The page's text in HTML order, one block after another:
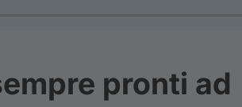
pronti ad